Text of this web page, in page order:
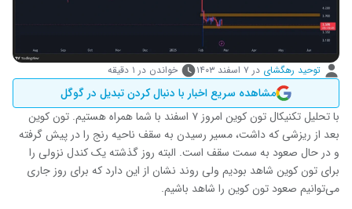
توحید رهگشای در ۷ اسفند ۱۴۰۳ خواندن در ۱ دقیقه
مشاهده سریع اخبار با دنبال کردن تبدیل در گوگل
با تحلیل تکنیکال تون کوین امروز ۷ اسفند با شما همراه هستیم. تون کوین
بعد از ریزشی که داشت، مسیر رسیدن به سقف ناحیه رنج را در پیش گرفته
و در حال صعود به سمت سقف است. البته روز گذشته یک کندل نزولی را
برای تون کوین شاهد بودیم ولی روند نشان از این دارد که برای روز جاری
می‌توانیم صعود تون کوین را شاهد باشیم.